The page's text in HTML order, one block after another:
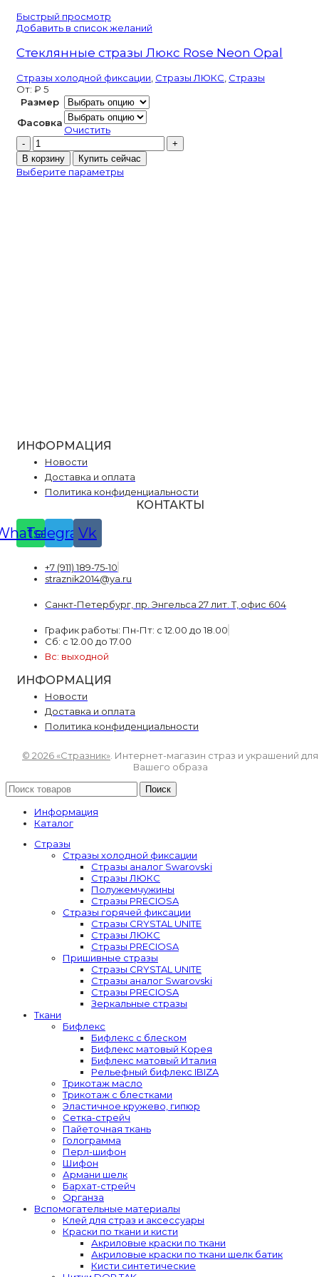
Быстрый просмотр
Добавить в список желаний
Стеклянные стразы Люкс Rose Neon Opal
Стразы холодной фиксации Стразы ЛЮКС Стразы
От: ₽ 5
Размер
Фасовка
Очистить
Количество
товара
Стеклянные
стразы
В корзину Купить сейчас
Выберите параметры
ИНФОРМАЦИЯ
Новости
Доставка и оплата
Политика конфиденциальности
КОНТАКТЫ
Telegram
Vk
+7 (911) 189-75-10
straznik2014@ya.ru
Санкт-Петербург, пр. Энгельса 27 лит. Т, офис 604
График работы: Пн-Пт: с 12.00 до 18.00
Сб: с 12.00 до 17.00
Вс: выходной
ИНФОРМАЦИЯ
Новости
Доставка и оплата
Политика конфиденциальности
© 2026 «Стразник» . Интернет-магазин страз и украшений для
Вашего образа
Поиск
Информация
Каталог
Стразы
Стразы холодной фиксации
Стразы аналог Swarovski
Стразы ЛЮКС
Полужемчужины
Стразы PRECIOSA
Стразы горячей фиксации
Стразы CRYSTAL UNITE
Стразы ЛЮКС
Стразы PRECIOSA
Пришивные стразы
Стразы CRYSTAL UNITE
Стразы аналог Swarovski
Стразы PRECIOSA
Зеркальные стразы
Ткани
Бифлекс
Бифлекс с блеском
Бифлекс матовый Корея
Бифлекс матовый Италия
Рельефный бифлекс IBIZA
Трикотаж масло
Трикотаж с блестками
Эластичное кружево, гипюр
Сетка-стрейч
Пайеточная ткань
Голограмма
Перл-шифон
Шифон
Армани шелк
Бархат-стрейч
Органза
Вспомогательные материалы
Клей для страз и аксессуары
Краски по ткани и кисти
Акриловые краски по ткани
Акриловые краски по ткани шелк батик
Кисти синтетические